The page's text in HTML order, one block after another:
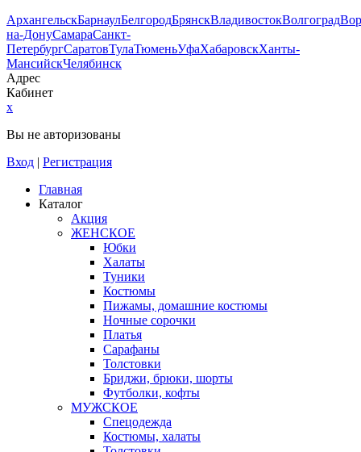
АрхангельскБарнаулБелгородБрянскВладивостокВолгоград
на-ДонуСамараСанкт-
ПетербургСаратовТулаТюменьУфаХабаровскХанты-
МансийскЧелябинск
Адрес
Кабинет
x
Вы не авторизованы
Вход | Регистрация
Главная
Каталог
Акция
ЖЕНСКОЕ
Юбки
Халаты
Туники
Костюмы
Пижамы, домашние костюмы
Ночные сорочки
Платья
Сарафаны
Толстовки
Бриджи, брюки, шорты
Футболки, кофты
МУЖСКОЕ
Спецодежда
Костюмы, халаты